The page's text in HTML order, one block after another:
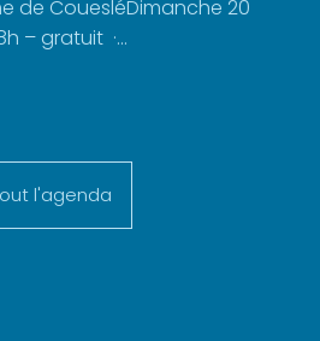
de CouesléDimanche 20
– gratuit ·...
l'agenda